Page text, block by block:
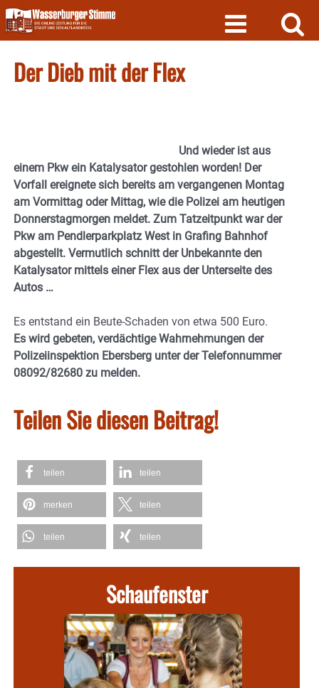
Skip
to
content
Der Dieb mit der Flex
Und wieder ist aus
einem Pkw ein Katalysator gestohlen worden! Der
Vorfall ereignete sich bereits am vergangenen Montag
am Vormittag oder Mittag, wie die Polizei am heutigen
Donnerstagmorgen meldet. Zum Tatzeitpunkt war der
Pkw am Pendlerparkplatz West in Grafing Bahnhof
abgestellt. Vermutlich schnitt der Unbekannte den
Katalysator mittels einer Flex aus der Unterseite des
Autos …
Es entstand ein Beute-Schaden von etwa 500 Euro.
Es wird gebeten, verdächtige Wahrnehmungen der
Polizeiinspektion Ebersberg unter der Telefonnummer
08092/82680 zu melden.
Teilen Sie diesen Beitrag!
teilen teilen
merken teilen
teilen teilen
Schaufenster